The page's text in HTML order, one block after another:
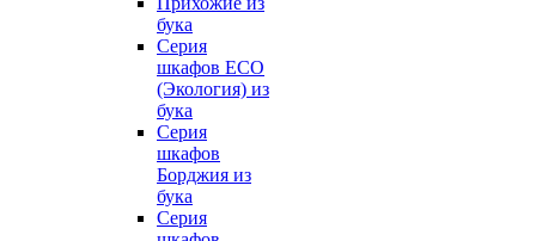
бука
Серия
шкафов ECO
(Экология) из
бука
Серия
шкафов
Борджия из
бука
Серия